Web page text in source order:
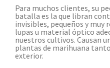
Para muchos clientes, su
batalla es la que libran
invisibles, pequeños y muy
lupas u material óptico
nuestros cultivos. Causan
plantas de marihuana
exterior.